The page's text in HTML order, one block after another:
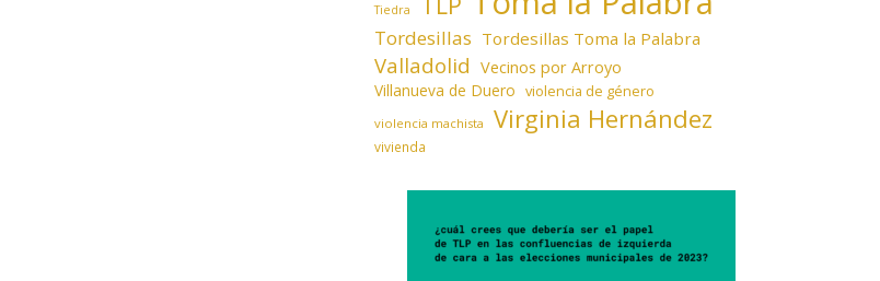
Tiedra
Tordesillas Tordesillas Toma la Palabra
Valladolid Vecinos por Arroyo
Villanueva de Duero violencia de género
violencia machista Virginia Hernández
vivienda